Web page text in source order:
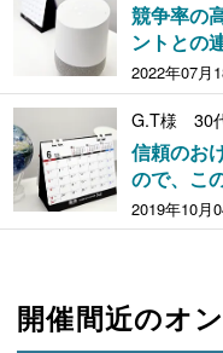
競争率の
ントとの
2022年07月
G.T様 30
信頼のお
ので、こ
2019年10月
開催間近のオ